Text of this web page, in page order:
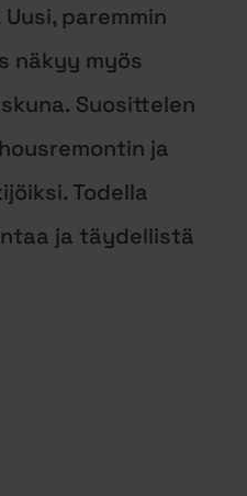
paremmin
näkyy myös
Suosittelen
ja
Todella
ja täydellistä